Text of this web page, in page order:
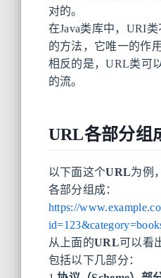
对的。
在Java类库中，URI
的方法，它唯一的作
相反的是，URL类可
的流。
URL各部分组
以下面这个URL为例
各部分组成：
https://
从上面的URL可以看
包括以下几部分：